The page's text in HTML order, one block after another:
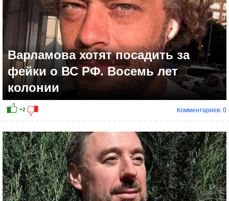
+6
Варламова хотят посадить за
фейки о ВС РФ. Восемь лет
колонии
Комментариев: 0